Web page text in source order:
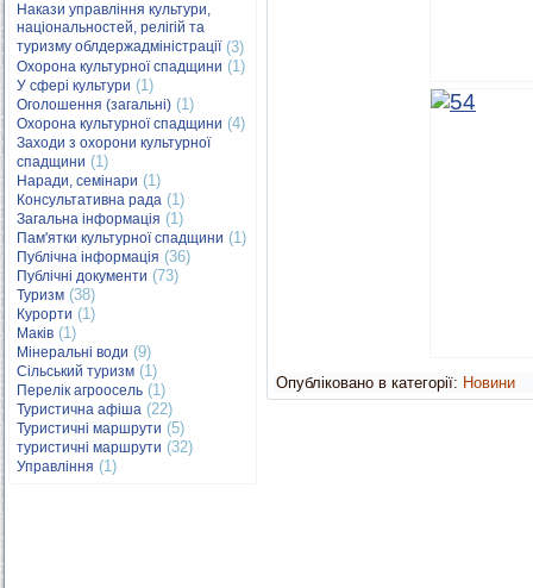
Накази управління культури,
національностей, релігій та
туризму облдержадміністрації(3)
Охорона культурної спадщини (1)
У сфері культури (1)
Оголошення (загальні) (1)
Охорона культурної спадщини (4)
Заходи з охорони культурної
спадщини (1)
Наради, семінари (1)
Консультативна рада (1)
Загальна інформація (1)
Пам'ятки культурної спадщини (1)
Публічна інформація (36)
Публічні документи (73)
Туризм (38)
Курорти (1)
Маків (1)
Мінеральні води (9)
Сільський туризм (1)
Перелік агроосель (1)
Туристична афіша (22)
Туристичні маршрути (5)
туристичні маршрути (32)
Управління (1)
Опубліковано в категорії: Новини